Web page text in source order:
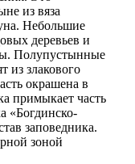
из вяза
Небольшие
деревьев и
Полупустынные
из злакового
окрашена в
примыкает часть
«Богдинско-
заповедника.
зоной